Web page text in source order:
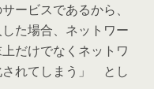
ービスであるから、
た場合、ネットワー
だけでなくネットワ
されてしまう」 とし